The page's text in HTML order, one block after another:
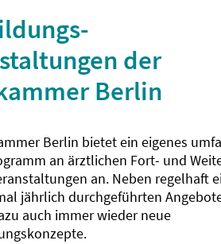
der
Berlin
Berlin bietet ein eigenes
an ärztlichen Fort- und
an. Neben regelhaft
jährlich durch­geführten
auch immer wieder neue